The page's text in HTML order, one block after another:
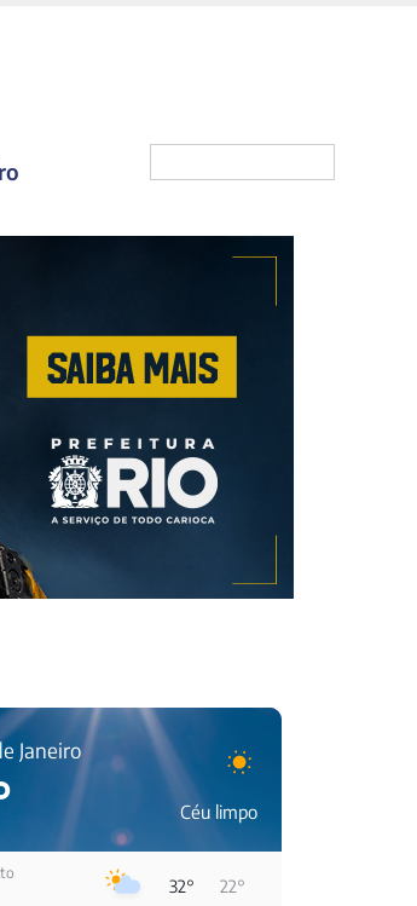
Janeiro
Céu limpo
32° 22°